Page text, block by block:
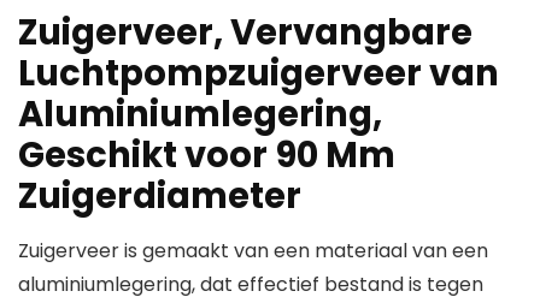
Zuigerveer, Vervangbare
Luchtpompzuigerveer van
Aluminiumlegering,
Geschikt voor 90 Mm
Zuigerdiameter
Zuigerveer is gemaakt van een materiaal van een
aluminiumlegering, dat effectief bestand is tegen